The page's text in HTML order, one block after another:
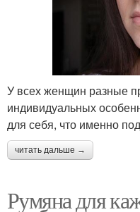
У всех женщин разные
индивидуальных
для себя, что именно
читать дальше →
Румяна для